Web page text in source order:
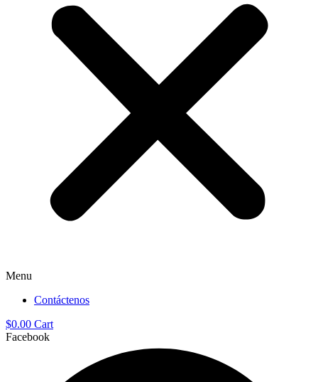
Menu
Contáctenos
$0.00 Cart
Facebook